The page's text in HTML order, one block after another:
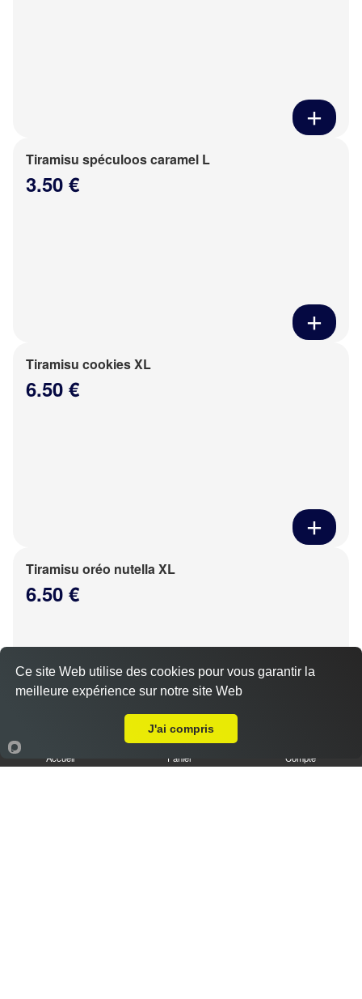
Tiramisu spéculoos caramel L
3.50 €
Tiramisu cookies XL
6.50 €
Tiramisu oréo nutella XL
6.50 €
Accueil Panier Compte
Ce site Web utilise des cookies pour vous garantir la
meilleure expérience sur notre site Web
J'ai compris